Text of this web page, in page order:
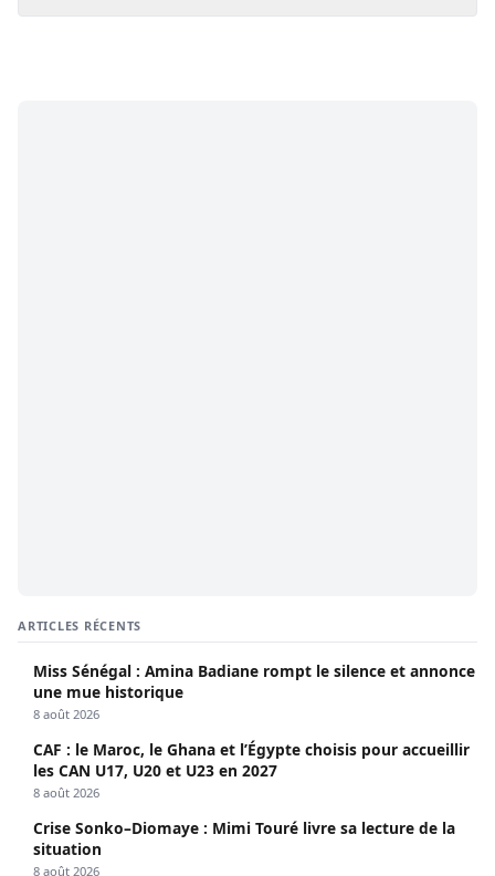
ARTICLES RÉCENTS
Miss Sénégal : Amina Badiane rompt le silence et annonce
une mue historique
8 août 2026
CAF : le Maroc, le Ghana et l’Égypte choisis pour accueillir
les CAN U17, U20 et U23 en 2027
8 août 2026
Crise Sonko–Diomaye : Mimi Touré livre sa lecture de la
situation
8 août 2026